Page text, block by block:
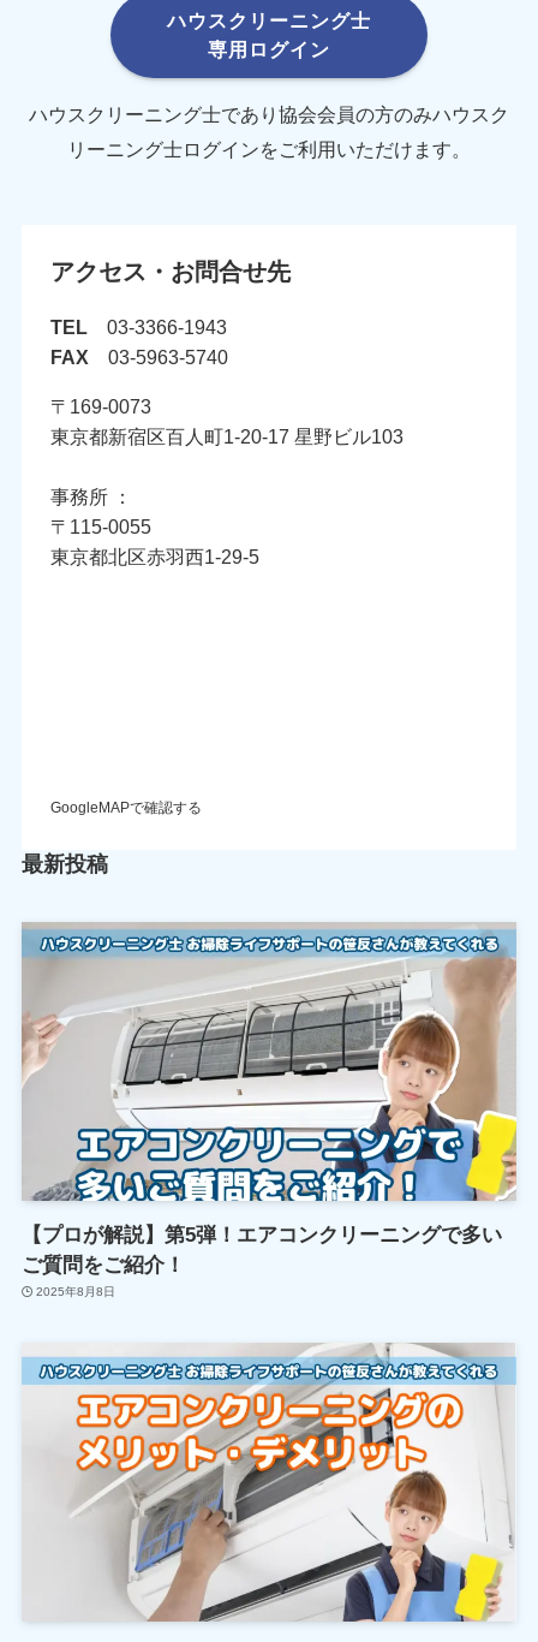
ハウスクリーニング士
専用ログイン
ハウスクリーニング士であり協会会員の方のみハウスク
リーニング士ログインをご利用いただけます。
アクセス・お問合せ先
TEL03-3366-1943
FAX03-5963-5740
〒169-0073
東京都新宿区百人町1-20-17 星野ビル103
事務所 ：
〒115-0055
東京都北区赤羽西1-29-5
GoogleMAPで確認する
最新投稿
【プロが解説】第5弾！エアコンクリーニングで多い
ご質問をご紹介！
2025年8月8日